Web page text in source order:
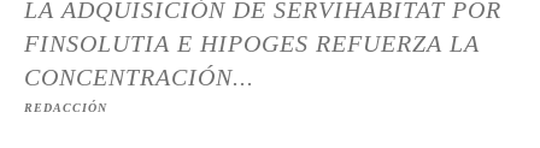
LA ADQUISICIÓN DE SERVIHABITAT POR
FINSOLUTIA E HIPOGES REFUERZA LA
CONCENTRACIÓN...
REDACCIÓN